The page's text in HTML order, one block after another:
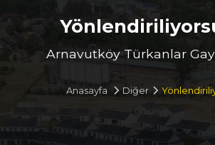
Arnavutköy Türkanlar
Anasayfa Diğer